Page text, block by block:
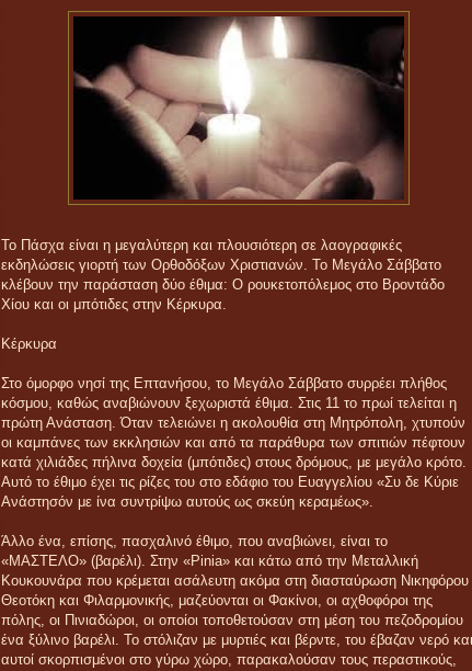
Το Πάσχα είναι η μεγαλύτερη και πλουσιότερη σε λαογραφικές
εκδηλώσεις γιορτή των Ορθοδόξων Χριστιανών. Το Μεγάλο Σάββατo
κλέβουν την παράσταση δύο έθιμα: Ο ρουκετοπόλεμος στο Βροντάδο
Χίου και οι μπότιδες στην Κέρκυρα.
Κέρκυρα
Στο όμορφο νησί της Επτανήσου, το Μεγάλο Σάββατο συρρέει πλήθος
κόσμου, καθώς αναβιώνουν ξεχωριστά έθιμα. Στις 11 το πρωί τελείται η
πρώτη Ανάσταση. Όταν τελειώνει η ακολουθία στη Μητρόπολη, χτυπούν
οι καμπάνες των εκκλησιών και από τα παράθυρα των σπιτιών πέφτουν
κατά χιλιάδες πήλινα δοχεία (μπότιδες) στους δρόμους, με μεγάλο κρότο.
Αυτό το έθιμο έχει τις ρίζες του στο εδάφιο του Ευαγγελίου «Συ δε Κύριε
Ανάστησόν με ίνα συντρίψω αυτούς ως σκεύη κεραμέως».
Άλλο ένα, επίσης, πασχαλινό έθιμο, που αναβιώνει, είναι το
«ΜΑΣΤΕΛΟ» (βαρέλι). Στην «Pinia» και κάτω από την Μεταλλική
Κουκουνάρα που κρέμεται ασάλευτη ακόμα στη διασταύρωση Νικηφόρου
Θεοτόκη και Φιλαρμονικής, μαζεύονται οι Φακίνοι, οι αχθοφόροι της
πόλης, οι Πινιαδώροι, οι οποίοι τοποθετούσαν στη μέση του πεζοδρομίου
ένα ξύλινο βαρέλι. Το στόλιζαν με μυρτιές και βέρντε, του έβαζαν νερό και
αυτοί σκορπισμένοι στο γύρω χώρο, παρακαλούσαν τους περαστικούς,